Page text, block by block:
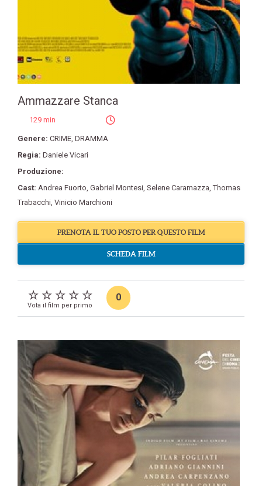
Ammazzare Stanca
129 min
Genere: CRIME, DRAMMA
Regia: Daniele Vicari
Produzione:
Cast: Andrea Fuorto, Gabriel Montesi, Selene Caramazza,Thomas
Trabacchi, Vinicio Marchioni
PRENOTA IL TUO POSTO PER QUESTO FILM
SCHEDA FILM
Vota il film per primo
0